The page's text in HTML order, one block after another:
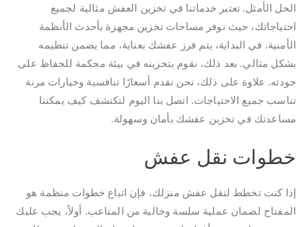
الحل الأمثل. تعتبر خدماتنا في تخزين العفش مثالية لجميع
احتياجاتك، حيث نوفر مساحات تخزين مجهزة بأحدث الأنظمة
الأمنية. في البداية، يتم فرز عفشك بعناية، مما يضمن تنظيمه
بشكل مثالي. بعد ذلك، نقوم بتخزينه في بيئة محكمة للحفاظ على
جودته. علاوة على ذلك، نحن نقدم أسعارًا تنافسية وخيارات مرنة
تناسب جميع الاحتياجات. اتصل بنا اليوم لتكتشف كيف يمكننا
مساعدتك في تخزين عفشك بأمان وسهولة.
خطوات نقل عفش
إذا كنت تخطط لنقل عفش منزلك، فإن اتباع خطوات منظمة هو
المفتاح لضمان عملية سلسة وخالية من المتاعب. أولاً، يجب عليك